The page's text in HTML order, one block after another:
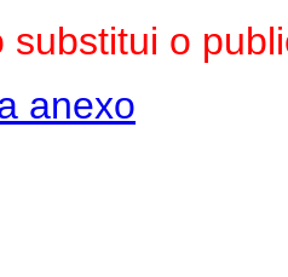
substitui o
anexo